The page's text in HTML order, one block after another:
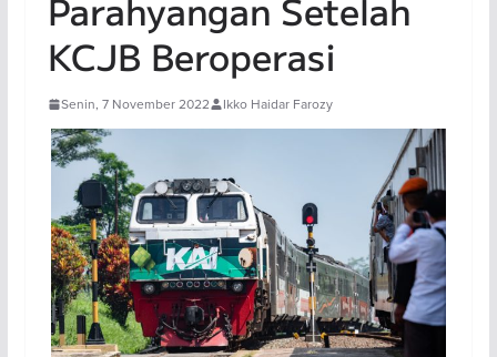
KCJB Beroperasi
Senin, 7 November 2022 Ikko Haidar Farozy